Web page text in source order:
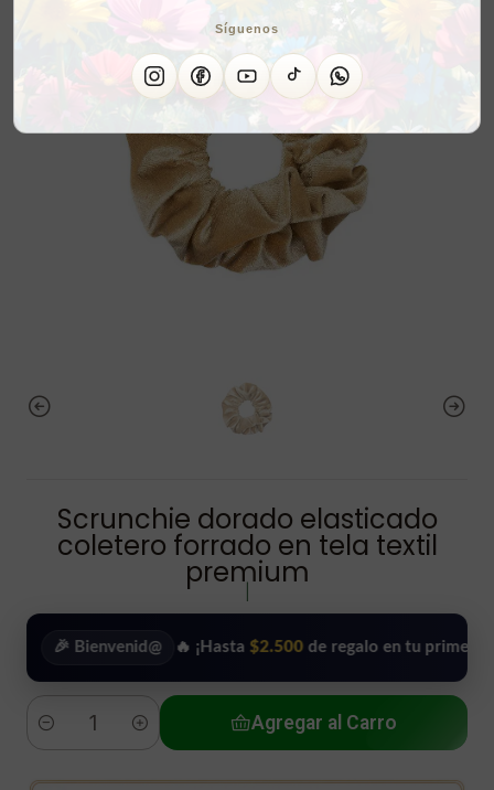
Síguenos
Scrunchie dorado elasticado
coletero forrado en tela textil
premium
🎉 Bienvenid@ 🔥 ¡Hasta$2.500de regalo en tu primera
Cantidad
Agregar al Carro